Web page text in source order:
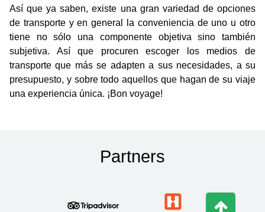
Así que ya saben, existe una gran variedad de opciones
de transporte y en general la conveniencia de uno u otro
tiene no sólo una componente objetiva sino también
subjetiva. Así que procuren escoger los medios de
transporte que más se adapten a sus necesidades, a su
presupuesto, y sobre todo aquellos que hagan de su viaje
una experiencia única. ¡Bon voyage!
Partners